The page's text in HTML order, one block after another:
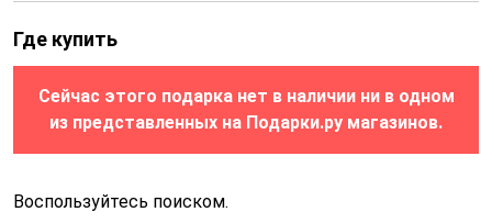
Где купить
Сейчас этого подарка нет в наличии ни в одном
из представленных на Подарки.ру магазинов.
Воспользуйтесь поиском.